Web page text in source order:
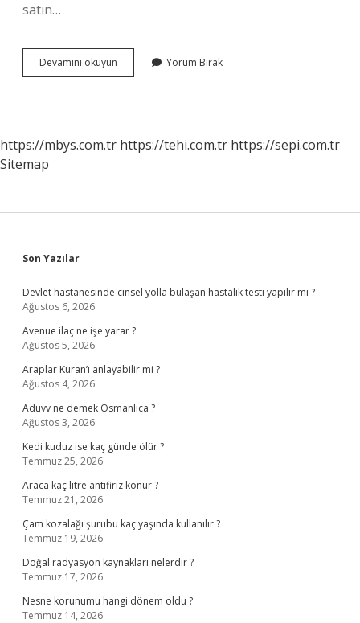
satın…
Devamını okuyun
Çağrı
Yorum Bırak
https://mbys.com.tr https://tehi.com.tr https://sepi.com.tr
Sitemap
Sidebar
Son Yazılar
Devlet hastanesinde cinsel yolla bulaşan hastalık testi yapılır mı ?
Ağustos 6, 2026
Avenue ilaç ne işe yarar ?
Ağustos 5, 2026
Araplar Kuran’ı anlayabilir mi ?
Ağustos 4, 2026
Aduvv ne demek Osmanlıca ?
Ağustos 3, 2026
Kedi kuduz ise kaç günde ölür ?
Temmuz 25, 2026
Araca kaç litre antifiriz konur ?
Temmuz 21, 2026
Çam kozalağı şurubu kaç yaşında kullanılır ?
Temmuz 19, 2026
Doğal radyasyon kaynakları nelerdir ?
Temmuz 17, 2026
Nesne korunumu hangi dönem oldu ?
Temmuz 14, 2026